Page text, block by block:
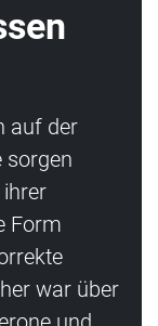
auf der
sorgen
Form
war über